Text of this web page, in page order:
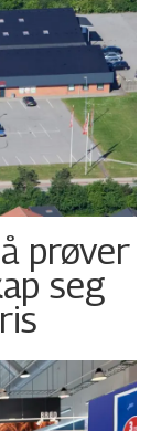
prøver
seg